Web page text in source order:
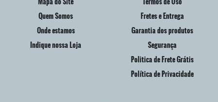
Quem Somos
Onde estamos
Indique nossa Loja
Fretes e Entrega
Garantia dos produtos
Segurança
Politica de Frete Grátis
Política de Privacidade